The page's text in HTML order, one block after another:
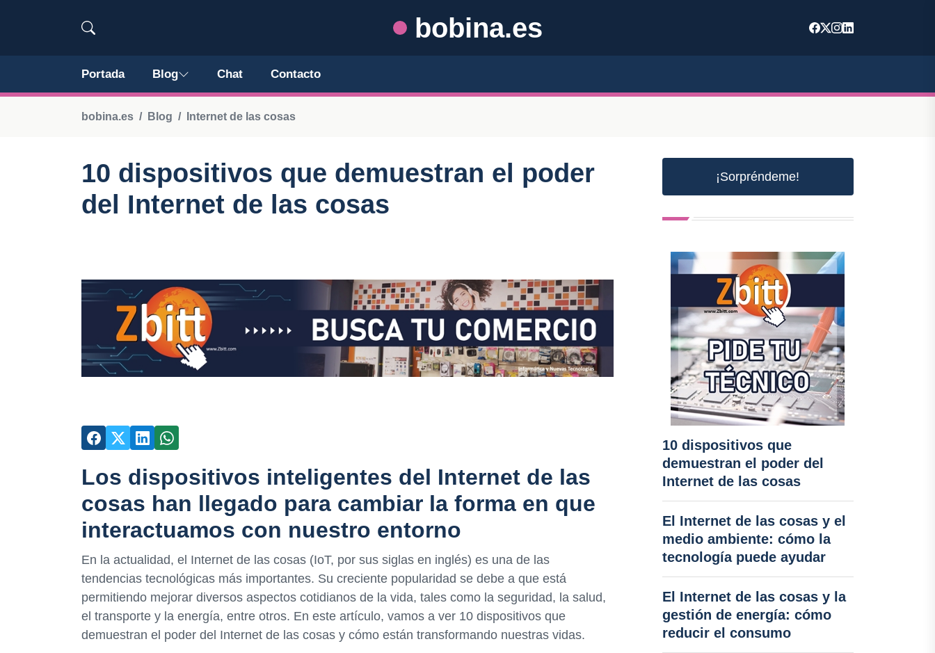
bobina.es
Portada Blog Chat Contacto
bobina.es Blog Internet de las cosas
10 dispositivos que demuestran el poder
del Internet de las cosas
Los dispositivos inteligentes del Internet de las
cosas han llegado para cambiar la forma en que
interactuamos con nuestro entorno
En la actualidad, el Internet de las cosas (IoT, por sus siglas en inglés) es una de las
tendencias tecnológicas más importantes. Su creciente popularidad se debe a que está
permitiendo mejorar diversos aspectos cotidianos de la vida, tales como la seguridad, la salud,
el transporte y la energía, entre otros. En este artículo, vamos a ver 10 dispositivos que
demuestran el poder del Internet de las cosas y cómo están transformando nuestras vidas.
¡Sorpréndeme!
10 dispositivos que
demuestran el poder del
Internet de las cosas
El Internet de las cosas y el
medio ambiente: cómo la
tecnología puede ayudar
El Internet de las cosas y la
gestión de energía: cómo
reducir el consumo